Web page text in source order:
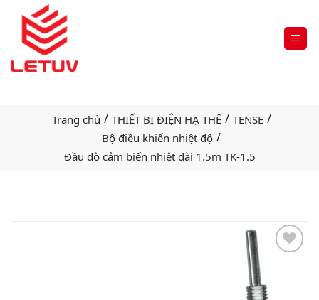
Trang chủ / THIẾT BỊ ĐIỆN HẠ THẾ / TENSE /
Bộ điều khiển nhiệt độ /
Đầu dò cảm biến nhiệt dài 1.5m TK-1.5
wishlist